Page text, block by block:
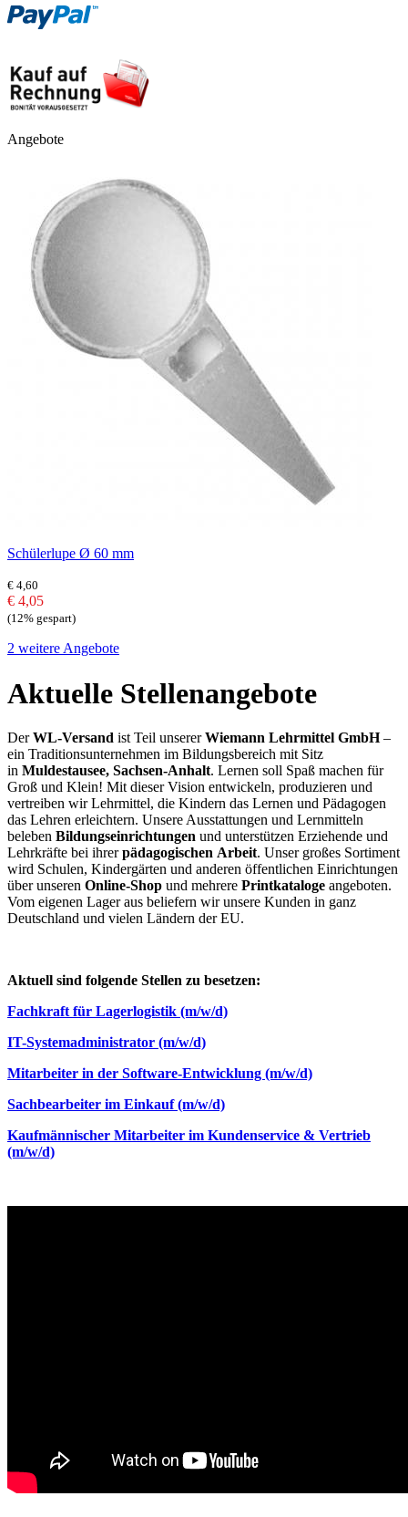
Angebote
Schülerlupe Ø 60 mm
€ 4,60
€ 4,05
(12% gespart)
2 weitere Angebote
Aktuelle Stellenangebote
DerWL-Versand ist Teil unsererWiemann Lehrmittel GmbH–
ein Traditionsunternehmen im Bildungsbereich mit Sitz
in Muldestausee, Sachsen-Anhalt. Lernen soll Spaß machen für
Groß und Klein! Mit dieser Vision entwickeln, produzieren und
vertreiben wir Lehrmittel, die Kindern das Lernen und Pädagogen
das Lehren erleichtern. Unsere Ausstattungen und Lernmitteln
beleben Bildungseinrichtungen und unterstützen Erziehende und
Lehrkräfte bei ihrerpädagogischen Arbeit. Unser großes Sortiment
wird Schulen, Kindergärten und anderen öffentlichen Einrichtungen
über unseren Online-Shop und mehrere Printkataloge angeboten.
Vom eigenen Lager aus beliefern wir unsere Kunden in ganz
Deutschland und vielen Ländern der EU.
Aktuell sind folgende Stellen zu besetzen:
Fachkraft für Lagerlogistik (m/w/d)
IT-Systemadministrator (m/w/d)
Mitarbeiter in der Software-Entwicklung (m/w/d)
Sachbearbeiter im Einkauf (m/w/d)
Kaufmännischer Mitarbeiter im Kundenservice & Vertrieb
(m/w/d)